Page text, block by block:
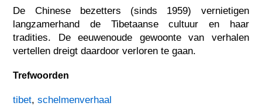
De Chinese bezetters (sinds 1959) vernietigen
langzamerhand de Tibetaanse cultuur en haar
tradities. De eeuwenoude gewoonte van verhalen
vertellen dreigt daardoor verloren te gaan.
Trefwoorden
tibet,schelmenverhaal